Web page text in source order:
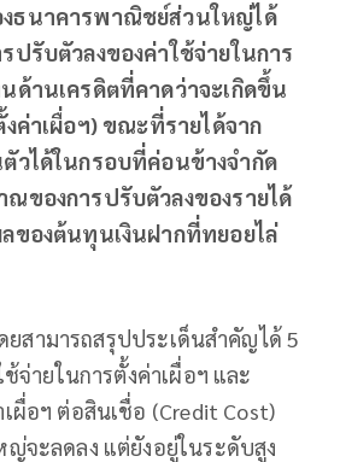
งธนาคารพาณิชย์ส่วนใหญ่ได้
ปรับตัวลงของค่าใช้จ่ายในการ
ด้านเครดิตที่คาดว่าจะเกิดขึ้น
ค่าเผื่อฯ) ขณะที่รายได้จาก
วได้ในกรอบที่ค่อนข้างจำกัด
ของการปรับตัวลงของรายได้
ของต้นทุนเงินฝากที่ทยอยไล่
ยสามารถสรุปประเด็นสำคัญได้ 5
จ่ายในการตั้งค่าเผื่อฯ และ
ผื่อฯ ต่อสินเชื่อ (Credit Cost)
ญ่จะลดลง แต่ยังอยู่ในระดับสูง